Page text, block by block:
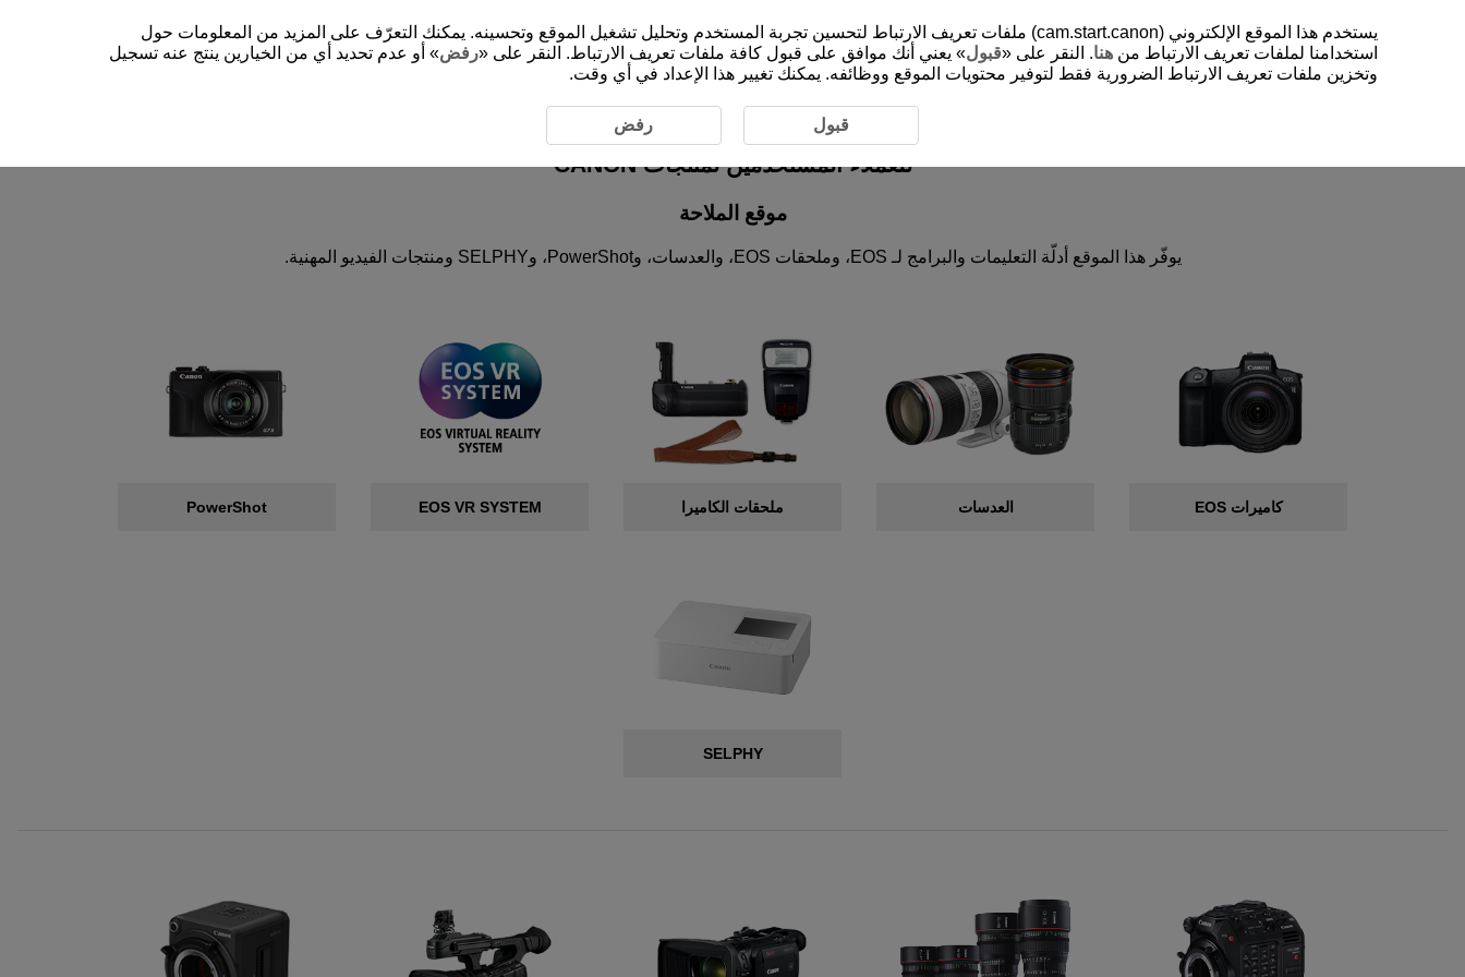
-- اختر المنطقة/البلد --
للعملاء المُستخدمين لمنتجات CANON
موقع الملاحة
يوفّر هذا الموقع أدلّة التعليمات والبرامج لـ EOS، وملحقات EOS، والعدسات، وPowerShot، وSELPHY ومنتجات الفيديو المهنية.
كاميرات EOS العدسات ملحقات الكاميرا EOS VR SYSTEM
PowerShot
SELPHY
يستخدم هذا الموقع الإلكتروني (cam.start.canon) ملفات تعريف الارتباط لتحسين تجربة المستخدم وتحليل تشغيل الموقع وتحسينه. يمكنك التعرّف على المزيد من المعلومات حول
استخدامنا لملفات تعريف الارتباط من هنا. النقر على «قبول» يعني أنك موافق على قبول كافة ملفات تعريف الارتباط. النقر على «رفض» أو عدم تحديد أي من الخيارين ينتج عنه تسجيل
وتخزين ملفات تعريف الارتباط الضرورية فقط لتوفير محتويات الموقع ووظائفه. يمكنك تغيير هذا الإعداد في أي وقت.
قبول رفض